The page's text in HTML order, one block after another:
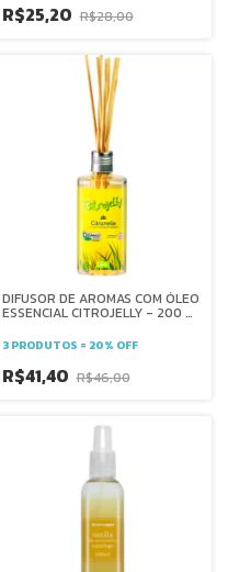
R$25,20 R$28,00
DIFUSOR DE AROMAS COM ÓLEO
ESSENCIAL CITROJELLY - 200 ml
3 PRODUTOS = 20% OFF
R$41,40 R$46,00